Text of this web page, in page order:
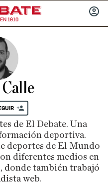
1910
de El Debate. Una
deportiva.
deportes de El Mundo
diferentes medios en
donde también trabajó
web.